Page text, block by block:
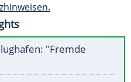
"Fremde